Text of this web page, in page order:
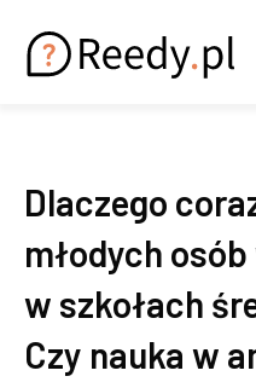
Dlaczego
młodych
w szkołach
Czy nauka w